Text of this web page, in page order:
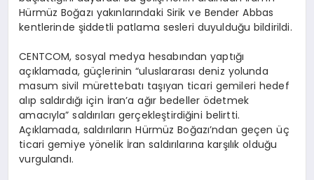
Hürmüz Boğazı yakınlarındaki Sirik ve Bender Abbas
kentlerinde şiddetli patlama sesleri duyulduğu bildirildi.
CENTCOM, sosyal medya hesabından yaptığı
açıklamada, güçlerinin “uluslararası deniz yolunda
masum sivil mürettebatı taşıyan ticari gemileri hedef
alıp saldırdığı için İran’a ağır bedeller ödetmek
amacıyla” saldırıları gerçekleştirdiğini belirtti.
Açıklamada, saldırıların Hürmüz Boğazı’ndan geçen üç
ticari gemiye yönelik İran saldırılarına karşılık olduğu
vurgulandı.